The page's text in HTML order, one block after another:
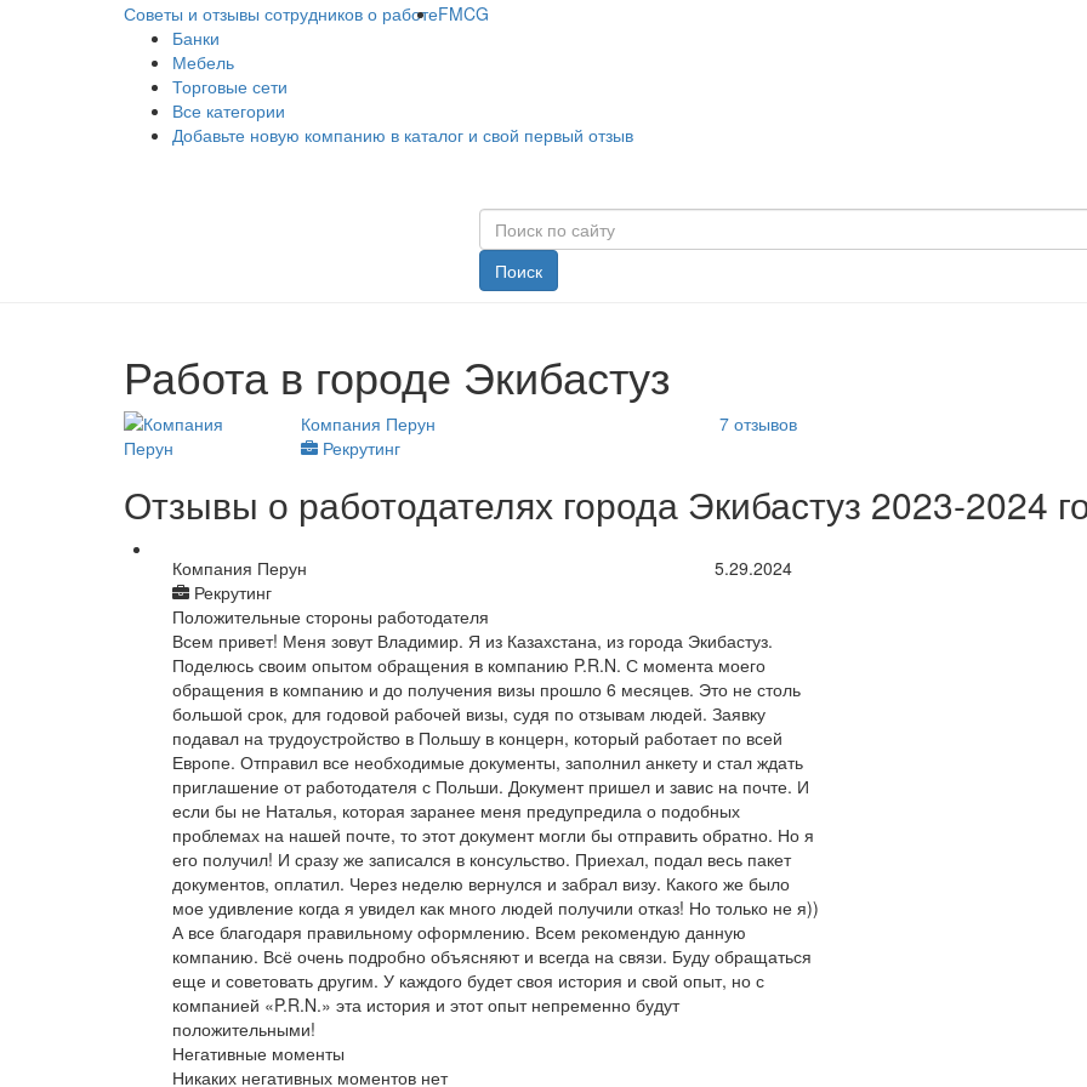
Советы и отзывы сотрудников о работеFMCG
Банки
Мебель
Торговые сети
Все категории
Добавьте новую компанию в каталог и свой первый отзыв
Поиск
Работа в городе Экибастуз
Компания Перун
Рекрутинг
7 отзывов
Отзывы о работодателях города Экибастуз 2023-2024
Компания Перун
Рекрутинг
5.29.2024
Положительные стороны работодателя
Всем привет! Меня зовут Владимир. Я из Казахстана, из города Экибастуз.
Поделюсь своим опытом обращения в компанию P.R.N. С момента моего
обращения в компанию и до получения визы прошло 6 месяцев. Это не столь
большой срок, для годовой рабочей визы, судя по отзывам людей. Заявку
подавал на трудоустройство в Польшу в концерн, который работает по всей
Европе. Отправил все необходимые документы, заполнил анкету и стал ждать
приглашение от работодателя с Польши. Документ пришел и завис на почте. И
если бы не Наталья, которая заранее меня предупредила о подобных
проблемах на нашей почте, то этот документ могли бы отправить обратно. Но я
его получил! И сразу же записался в консульство. Приехал, подал весь пакет
документов, оплатил. Через неделю вернулся и забрал визу. Какого же было
мое удивление когда я увидел как много людей получили отказ! Но только не я))
А все благодаря правильному оформлению. Всем рекомендую данную
компанию. Всё очень подробно объясняют и всегда на связи. Буду обращаться
еще и советовать другим. У каждого будет своя история и свой опыт, но с
компанией «P.R.N.» эта история и этот опыт непременно будут
положительными!
Негативные моменты
Никаких негативных моментов нет